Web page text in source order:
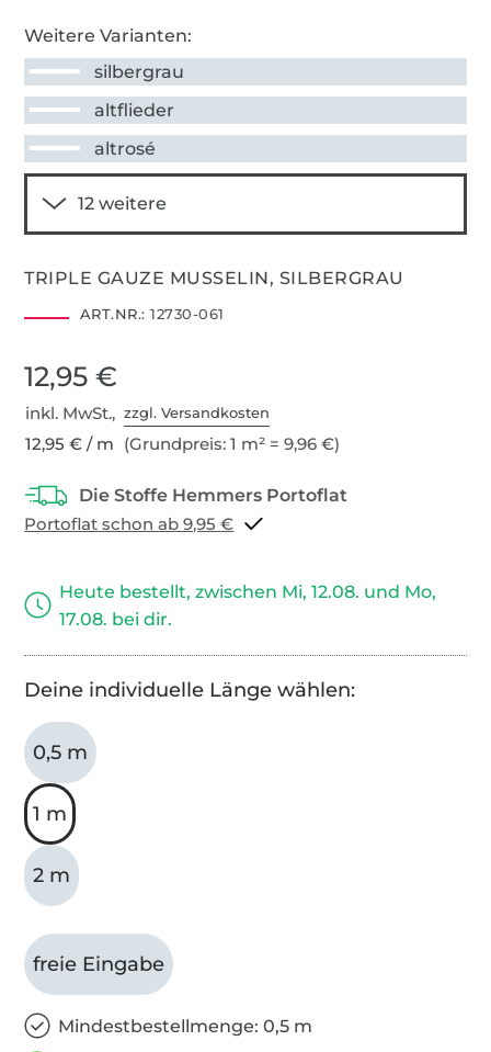
Weitere Varianten:
silbergrau
altflieder
altrosé
TRIPLE GAUZE MUSSELIN, SILBERGRAU
ART.NR.: 12730-061
12,95 €
inkl. MwSt.,zzgl. Versandkosten
12,95 € / m (Grundpreis: 1 m² = 9,96 €)
Portoflat schon ab 9,95 €
Heute bestellt, zwischen Mi, 12.08. und Mo,
17.08. bei dir.
Deine individuelle Länge wählen:
0,5 m
1 m
2 m
freie Eingabe
Mindestbestellmenge: 0,5 m